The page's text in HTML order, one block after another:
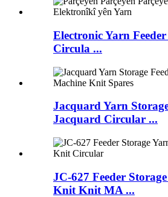
Electronic Yarn
Circula ...
Jacquard Yarn
Jacquard Circular ...
JC-627 Feeder
Knit Knit MA ...